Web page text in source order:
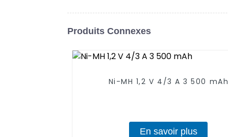
Produits Connexes
Ni-MH 1,2 V 4/3 A 3 500 mAh
En savoir plus